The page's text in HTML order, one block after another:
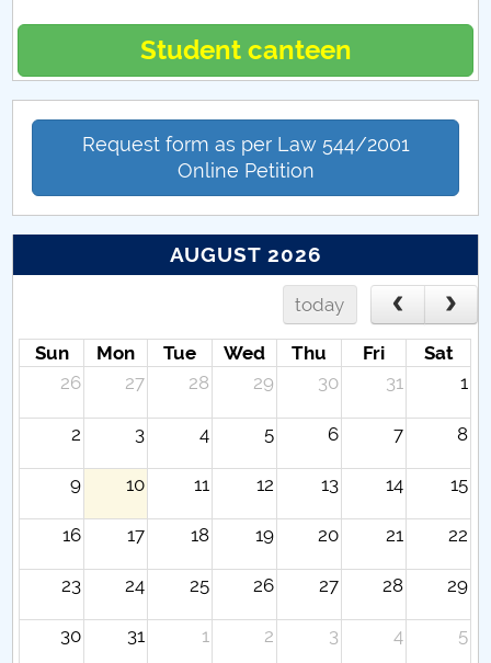
Student canteen
Request form as per Law 544/2001
Online Petition
AUGUST 2026
today
Sun Mon Tue Wed Thu Fri
Sat
26
27 28 29 30 31 1
2 3 4 5 6 7 8
9 10 11 12 13 14 15
16 17 18 19 20 21 22
23 24 25 26 27 28 29
30 31 1 2 3 4 5